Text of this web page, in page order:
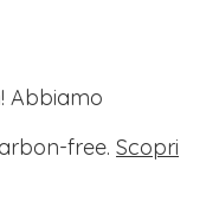
Abbiamo
free. Scopri